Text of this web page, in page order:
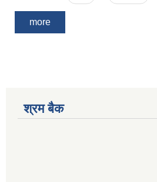
more
श्रम बैक